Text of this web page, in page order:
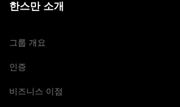
한스만 소개
그룹 개요
인증
비즈니스 이점